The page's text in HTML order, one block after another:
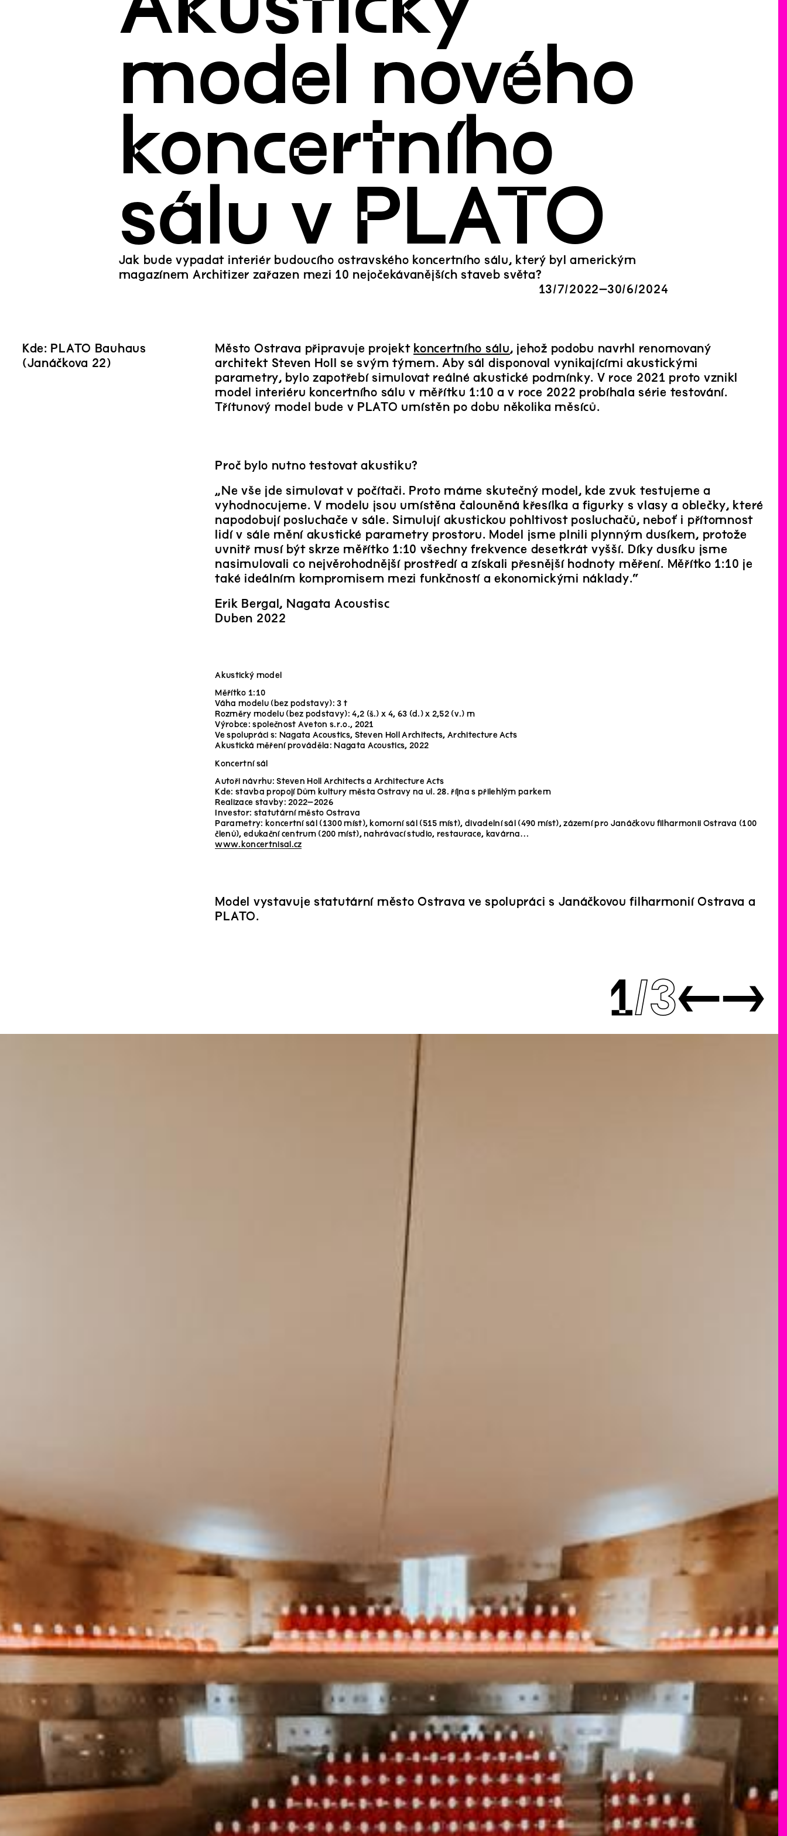
model nového
koncertního
sálu v PLATO
Jak bude vypadat interiér budoucího ostravského koncertního sálu, který byl americkým
magazínem Architizer zařazen mezi 10 nejočekávanějších staveb světa?
13/7/2022–30/6/2024
Kde: PLATO Bauhaus
(Janáčkova 22)
Město Ostrava připravuje projekt koncertního sálu, jehož podobu navrhl renomovaný
architekt Steven Holl se svým týmem. Aby sál disponoval vynikajícími akustickými
parametry, bylo zapotřebí simulovat reálné akustické podmínky. V roce 2021 proto vznikl
model interiéru koncertního sálu v měřítku 1:10 a v roce 2022 probíhala série testování.
Třítunový model bude v PLATO umístěn po dobu několika měsíců.
Proč bylo nutno testovat akustiku?
„Ne vše jde simulovat v počítači. Proto máme skutečný model, kde zvuk testujeme a
vyhodnocujeme. V modelu jsou umístěna čalouněná křesílka a figurky s vlasy a oblečky, které
napodobují posluchače v sále. Simulují akustickou pohltivost posluchačů, neboť i přítomnost
lidí v sále mění akustické parametry prostoru. Model jsme plnili plynným dusíkem, protože
uvnitř musí být skrze měřítko 1:10 všechny frekvence desetkrát vyšší. Díky dusíku jsme
nasimulovali co nejvěrohodnější prostředí a získali přesnější hodnoty měření. Měřítko 1:10 je
také ideálním kompromisem mezi funkčností a ekonomickými náklady.“
Erik Bergal, Nagata Acoustisc
Duben 2022
Akustický model
Měřítko 1:10
Váha modelu (bez podstavy): 3 t
Rozměry modelu (bez podstavy): 4,2 (š.) x 4, 63 (d.) x 2,52 (v.) m
Výrobce: společnost Aveton s.r.o., 2021
Ve spolupráci s: Nagata Acoustics, Steven Holl Architects, Architecture Acts
Akustická měření prováděla: Nagata Acoustics, 2022
Koncertní sál
Autoři návrhu: Steven Holl Architects a Architecture Acts
Kde: stavba propojí Dům kultury města Ostravy na ul. 28. října s přilehlým parkem
Realizace stavby: 2022–2026
Investor: statutární město Ostrava
Parametry: koncertní sál (1300 míst), komorní sál (515 míst), divadelní sál (490 míst), zázemí pro Janáčkovu filharmonii Ostrava (100
členů), edukační centrum (200 míst), nahrávací studio, restaurace, kavárna…
www.koncertnisal.cz
Model vystavuje statutární město Ostrava ve spolupráci s Janáčkovou filharmonií Ostrava a
PLATO.
1 3←→